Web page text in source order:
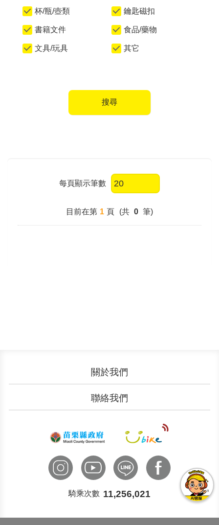
杯/瓶/壺類 鑰匙磁扣
書籍文件 食品/藥物
文具/玩具 其它
搜尋
每頁顯示筆數
目前在第 1 頁 (共 0 筆)
關於我們
加入我們
聯絡我們
國際諮詢
騎乘次數 11,256,021